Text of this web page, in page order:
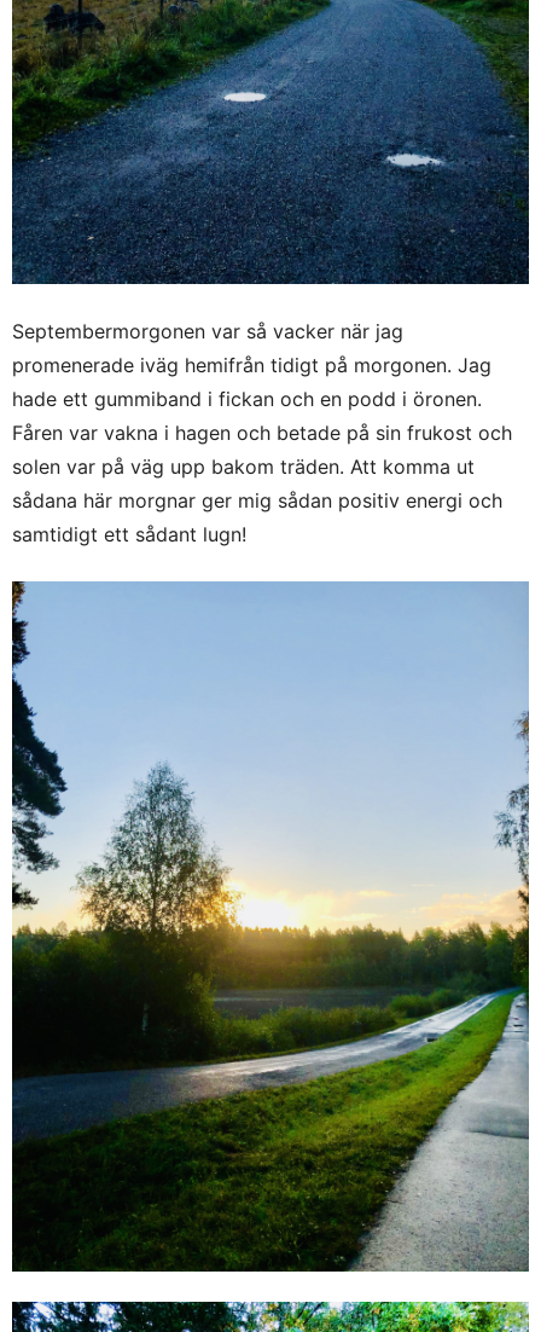
Septembermorgonen var så vacker när jag
promenerade iväg hemifrån tidigt på morgonen. Jag
hade ett gummiband i fickan och en podd i öronen.
Fåren var vakna i hagen och betade på sin frukost och
solen var på väg upp bakom träden. Att komma ut
sådana här morgnar ger mig sådan positiv energi och
samtidigt ett sådant lugn!